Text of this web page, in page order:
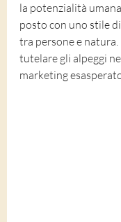
la potenzialità
posto con uno stile
tra persone e
tutelare gli alpeggi
marketing